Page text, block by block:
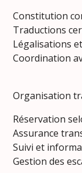
Constitution
Traductions
Légalisations
Coordination
Organisation
Réservation
Assurance
Suivi et
Gestion des